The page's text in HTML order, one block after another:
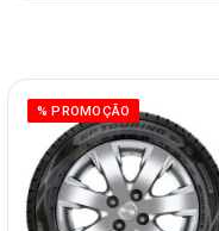
% PROMOÇÃO